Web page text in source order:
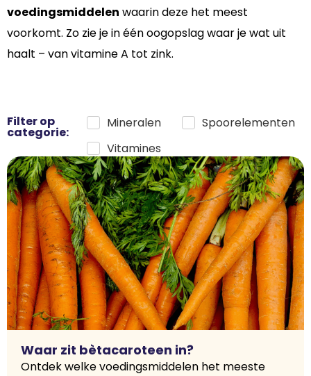
voedingsmiddelen waarin deze het meest
voorkomt. Zo zie je in één oogopslag waar je wat uit
haalt – van vitamine A tot zink.
Filter op
categorie:
Mineralen
Spoorelementen
Vitamines
Waar zit bètacaroteen in?
Ontdek welke voedingsmiddelen het meeste